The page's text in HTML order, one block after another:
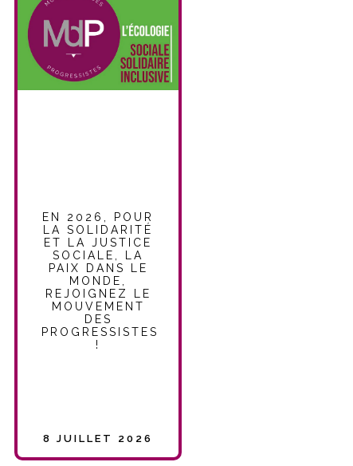
EN 2026, POUR
LA SOLIDARITÉ
ET LA JUSTICE
SOCIALE, LA
PAIX DANS LE
MONDE,
REJOIGNEZ LE
MOUVEMENT
DES
PROGRESSISTES
!
8 JUILLET 2026